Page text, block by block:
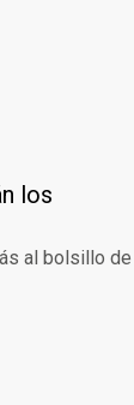
los
al bolsillo de